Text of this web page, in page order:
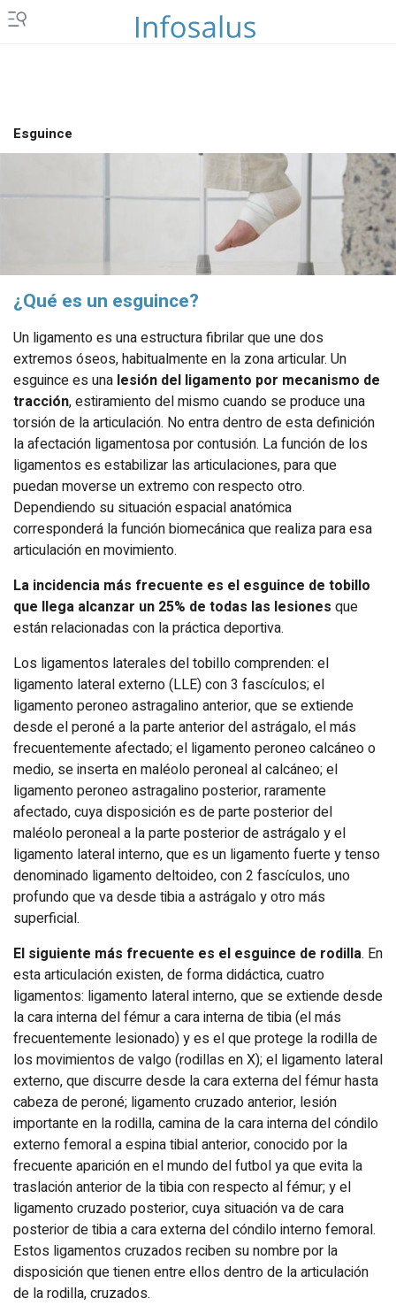
Esguince
¿Qué es un esguince?
Un ligamento es una estructura fibrilar que une dos
extremos óseos, habitualmente en la zona articular. Un
esguince es una lesión del ligamento por mecanismo de
tracción, estiramiento del mismo cuando se produce una
torsión de la articulación. No entra dentro de esta definición
la afectación ligamentosa por contusión. La función de los
ligamentos es estabilizar las articulaciones, para que
puedan moverse un extremo con respecto otro.
Dependiendo su situación espacial anatómica
corresponderá la función biomecánica que realiza para esa
articulación en movimiento.
La incidencia más frecuente es el esguince de tobillo
que llega alcanzar un 25% de todas las lesiones que
están relacionadas con la práctica deportiva.
Los ligamentos laterales del tobillo comprenden: el
ligamento late­ral externo (LLE) con 3 fascículos; el
ligamento peroneo astra­galino anterior, que se extiende
desde el peroné a la parte anterior del astrágalo, el más
frecuentemente afectado; el ligamento peroneo calcáneo o
medio, se inserta en maléolo peroneal al calcáneo; el
ligamento peroneo astragalino posterior, raramente
afectado, cuya disposición es de parte posterior del
maléolo peroneal a la parte posterior de astrágalo y el
ligamento lateral interno, que es un ligamento fuerte y tenso
denominado ligamento del­toideo, con 2 fascículos, uno
profundo que va desde tibia a astrágalo y otro más
superficial.
El siguiente más frecuente es el esguince de rodilla. En
esta articulación existen, de forma didáctica, cuatro
ligamentos: ligamento lateral interno, que se extiende desde
la cara interna del fémur a cara interna de tibia (el más
frecuentemente lesionado) y es el que protege la rodilla de
los movimientos de valgo (rodillas en X); el ligamento lateral
externo, que discurre desde la cara externa del fémur hasta
cabeza de peroné; ligamento cruzado anterior, lesión
importante en la rodilla, camina de la cara interna del cóndilo
externo femoral a espina tibial anterior, conocido por la
frecuente aparición en el mundo del futbol ya que evita la
traslación anterior de la tibia con respecto al fémur; y el
ligamento cruzado posterior, cuya situación va de cara
posterior de tibia a cara externa del cóndilo interno femoral.
Estos ligamentos cruzados reciben su nombre por la
disposición que tienen entre ellos dentro de la articulación
de la rodilla, cruzados.